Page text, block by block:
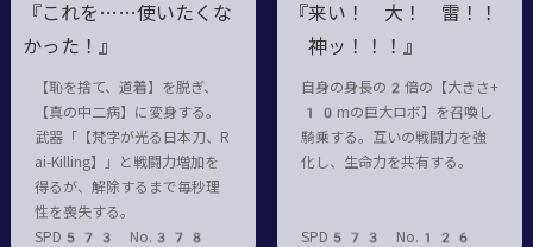
『これを……使いたくな
かった！』
【恥を捨て、道着】を脱ぎ、
【真の中二病】に変身する。
武器「【梵字が光る日本刀、R
ai-Killing】」と戦闘力増加を
得るが、解除するまで毎秒理
性を喪失する。
SPD573 No.378
『来い！ 大！ 雷！！
神ッ！！！』
自身の身長の2倍の【大きさ+
10mの巨大ロボ】を召喚し
騎乗する。互いの戦闘力を強
化し、生命力を共有する。
SPD573 No.126